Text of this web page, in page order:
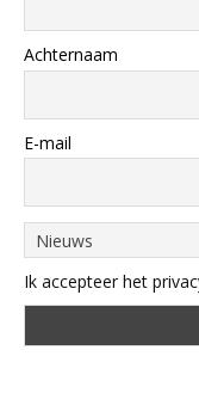
Achternaam
E-mail
Ik accepteer het